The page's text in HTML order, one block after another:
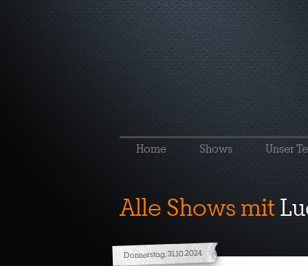
Home Shows Unser
Alle Shows mit
Donnerstag, 31.10.2024